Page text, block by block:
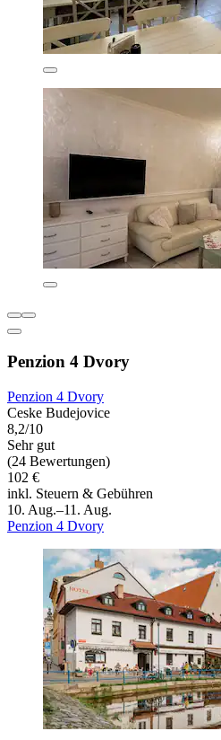
Penzion 4 Dvory
Penzion 4 Dvory
Ceske Budejovice
8,2/10
Sehr gut
(24 Bewertungen)
102 €
inkl. Steuern & Gebühren
10. Aug.–11. Aug.
Penzion 4 Dvory